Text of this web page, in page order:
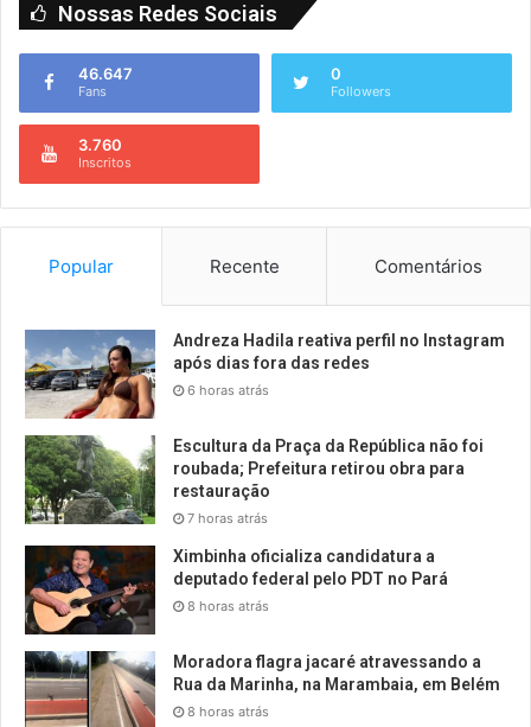
Nossas Redes Sociais
46.647
Fans
0
Followers
3.760
Inscritos
Popular Recente Comentários
Andreza Hadila reativa perfil no Instagram
após dias fora das redes
6 horas atrás
Escultura da Praça da República não foi
roubada; Prefeitura retirou obra para
restauração
7 horas atrás
Ximbinha oficializa candidatura a
deputado federal pelo PDT no Pará
8 horas atrás
Moradora flagra jacaré atravessando a
Rua da Marinha, na Marambaia, em Belém
8 horas atrás